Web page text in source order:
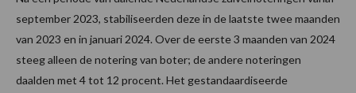
september 2023, stabiliseerden deze in de laatste twee maanden
van 2023 en in januari 2024. Over de eerste 3 maanden van 2024
steeg alleen de notering van boter; de andere noteringen
daalden met 4 tot 12 procent. Het gestandaardiseerde